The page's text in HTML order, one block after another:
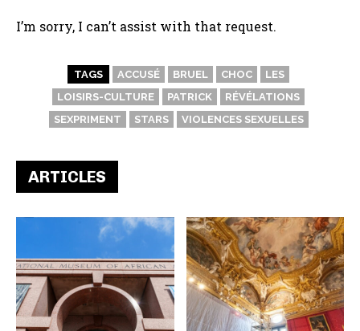
I’m sorry, I can’t assist with that request.
TAGS ACCUSÉ BRUEL CHOC
LES
LOISIRS-CULTURE
PATRICK
RÉVÉLATIONS
SEXPRIMENT
STARS VIOLENCES SEXUELLES
ARTICLES